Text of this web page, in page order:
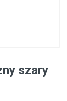
szary